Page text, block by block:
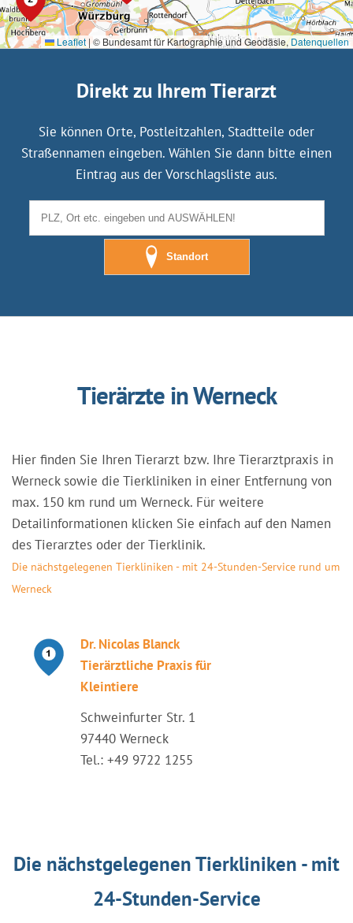
Leaflet | © Bundesamt für Kartographie und Geodäsie,Datenquellen
Direkt zu Ihrem Tierarzt
Sie können Orte, Postleitzahlen, Stadtteile oder
Straßennamen eingeben. Wählen Sie dann bitte einen
Eintrag aus der Vorschlagsliste aus.
Standort
Tierärzte in Werneck
Hier finden Sie Ihren Tierarzt bzw. Ihre Tierarztpraxis in
Werneck sowie die Tierkliniken in einer Entfernung von
max. 150 km rund um Werneck. Für weitere
Detailinformationen klicken Sie einfach auf den Namen
des Tierarztes oder der Tierklinik.
Die nächstgelegenen Tierkliniken - mit 24-Stunden-Service rund um
Werneck
Dr. Nicolas Blanck
Tierärztliche Praxis für
Kleintiere
Schweinfurter Str. 1
97440 Werneck
Tel.: +49 9722 1255
Die nächstgelegenen Tierkliniken - mit
24-Stunden-Service